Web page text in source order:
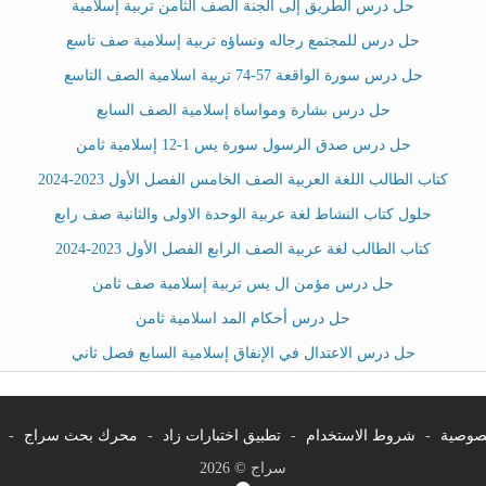
حل درس الطريق إلى الجنة الصف الثامن تربية إسلامية
حل درس للمجتمع رجاله ونساؤه تربية إسلامية صف تاسع
حل درس سورة الواقعة 57-74 تربية اسلامية الصف التاسع
حل درس بشارة ومواساة إسلامية الصف السابع
حل درس صدق الرسول سورة يس 1-12 إسلامية ثامن
كتاب الطالب اللغة العربية الصف الخامس الفصل الأول 2023-2024
حلول كتاب النشاط لغة عربية الوحدة الاولى والثانية صف رابع
كتاب الطالب لغة عربية الصف الرابع الفصل الأول 2023-2024
حل درس مؤمن ال يس تربية إسلامية صف ثامن
حل درس أحكام المد اسلامية ثامن
حل درس الاعتدال في الإنفاق إسلامية السابع فصل ثاني
- شروط الاستخدام - تطبيق اختبارات زاد - محرك بحث سراج -
سراج © 2026